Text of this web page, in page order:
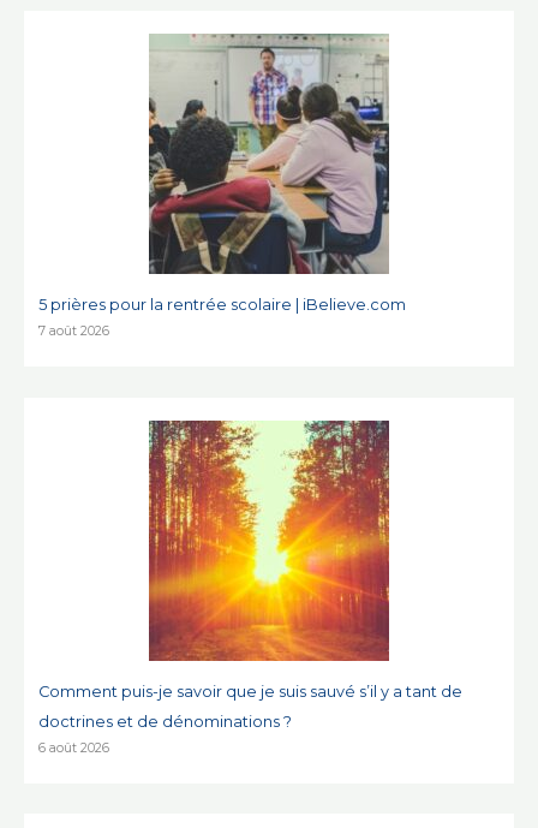
5 prières pour la rentrée scolaire | iBelieve.com
7 août 2026
Comment puis-je savoir que je suis sauvé s’il y a tant de
doctrines et de dénominations ?
6 août 2026